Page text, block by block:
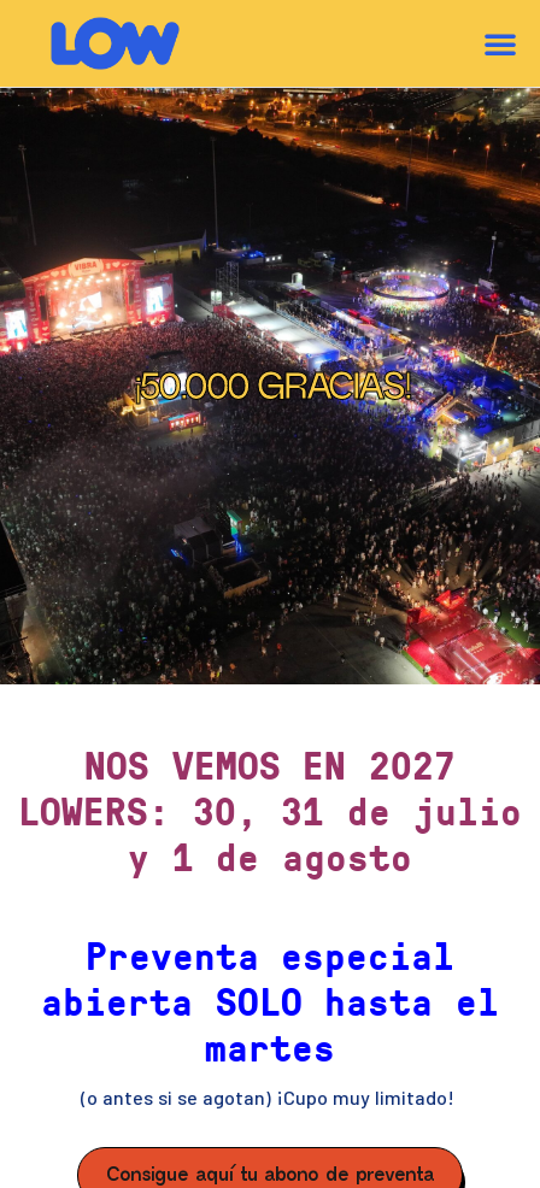
¡50.000 GRACIAS!
NOS VEMOS EN 2027
LOWERS: 30, 31 de julio
y 1 de agosto
Preventa especial
abierta SOLO hasta el
martes
(o antes si se agotan) ¡Cupo muy limitado!
Consigue aquí tu abono de preventa